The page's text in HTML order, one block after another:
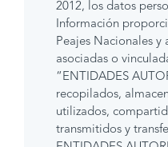
2012, los datos
Información
Peajes Nacionales y
asociadas o
“ENTIDADES
recopilados,
utilizados,
transmitidos y